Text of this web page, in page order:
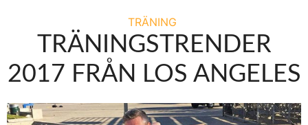
TRÄNING
TRÄNINGSTRENDER
2017 FRÅN LOS ANGELES